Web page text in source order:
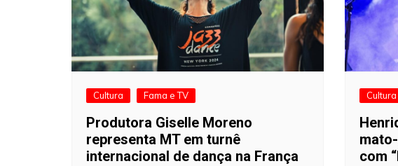
Cultura Fama e TV
Produtora Giselle Moreno
representa MT em turnê
internacional de dança na França
Cultura
com